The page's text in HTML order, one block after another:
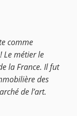
comme
Le métier le
la France. Il fut
des
de l’art.